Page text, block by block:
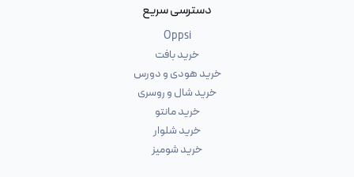
دسترسی سریع
Oppsi
خرید بافت
خرید هودی و دورس
خرید شال و روسری
خرید مانتو
خرید شلوار
خرید شومیز